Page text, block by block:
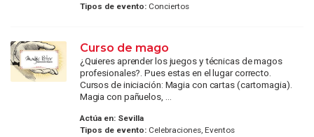
Tipos de evento:Conciertos
Curso de mago
¿Quieres aprender los juegos y técnicas de magos
profesionales?. Pues estas en el lugar correcto.
Cursos de iniciación: Magia con cartas (cartomagia).
Magia con pañuelos, ...
Actúa en: Sevilla
Tipos de evento:Celebraciones, Eventos